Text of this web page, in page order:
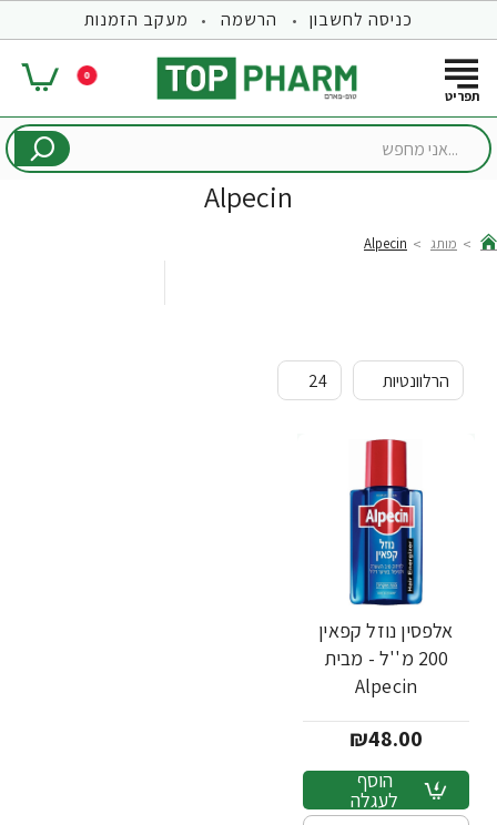
כניסה לחשבון הרשמה מעקב הזמנות
0
...אני
Alpecin
מותג Alpecin
אלפסין נוזל קפאין
200 מ''ל - מבית
Alpecin
₪48.00
הוסף
לעגלה